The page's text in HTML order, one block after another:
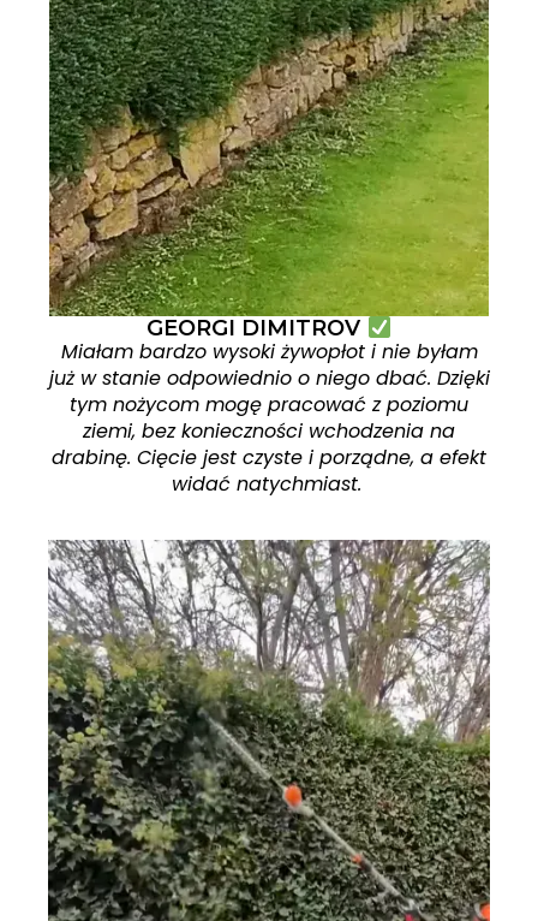
GEORGI DIMITROV
Miałam bardzo wysoki żywopłot i nie byłam
już w stanie odpowiednio o niego dbać. Dzięki
tym nożycom mogę pracować z poziomu
ziemi, bez konieczności wchodzenia na
drabinę. Cięcie jest czyste i porządne, a efekt
widać natychmiast.